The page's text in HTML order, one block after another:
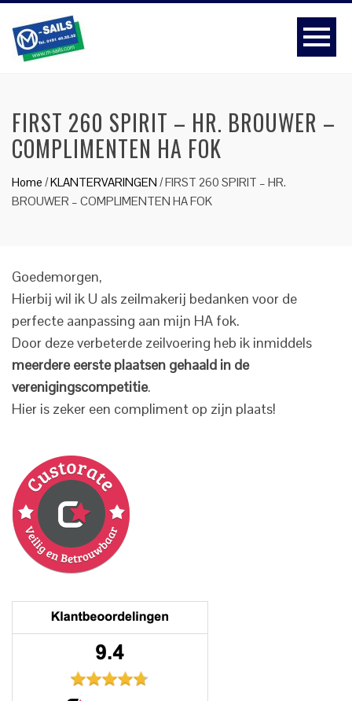
FIRST 260 SPIRIT – HR. BROUWER –
COMPLIMENTEN HA FOK
Home /KLANTERVARINGEN /FIRST 260 SPIRIT – HR.
BROUWER – COMPLIMENTEN HA FOK
Goedemorgen,
Hierbij wil ik U als zeilmakerij bedanken voor de
perfecte aanpassing aan mijn HA fok.
Door deze verbeterde zeilvoering heb ik inmiddels
meerdere eerste plaatsen gehaald in de
verenigingscompetitie.
Hier is zeker een compliment op zijn plaats!